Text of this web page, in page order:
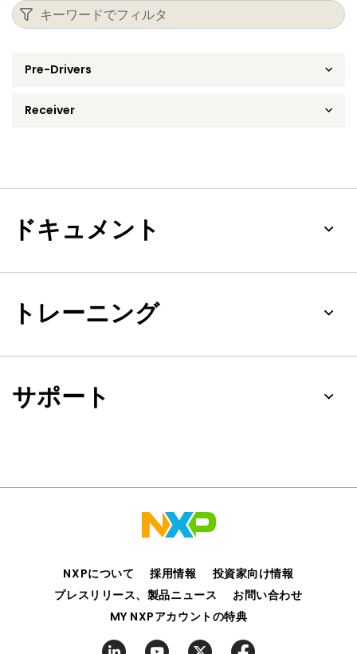
Pre-Drivers
Receiver
ドキュメント
トレーニング
サポート
NXPについて 採用情報
投資家向け情報
プレスリリース、製品ニュース
お問い合わせ
MY NXPアカウントの特典